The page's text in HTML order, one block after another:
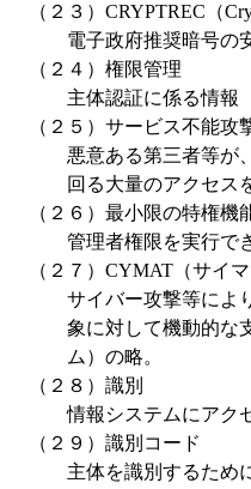
（２３）CRYPTREC（
電子政府推奨暗号の安
（２４）権限管理
主体認証に係る情報（
（２５）サービス不能攻
悪意ある第三者等が、
回る大量のアクセス
（２６）最小限の特権機
管理者権限を実行でき
（２７）CYMAT（サイマ
サイバー攻撃等により
象に対して機動的な
ム）の略。
（２８）識別
情報システムにアクセ
（２９）識別コード
主体を識別するために